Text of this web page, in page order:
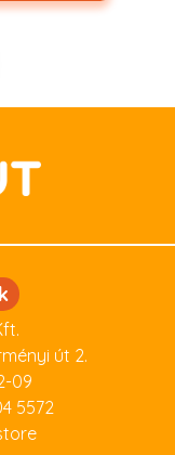
út 2.
09
5572